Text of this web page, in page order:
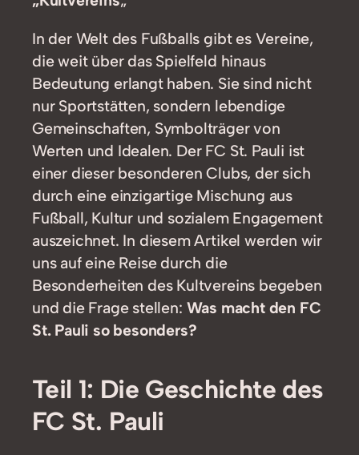
In der Welt des Fußballs gibt es Vereine,
die weit über das Spielfeld hinaus
Bedeutung erlangt haben. Sie sind nicht
nur Sportstätten, sondern lebendige
Gemeinschaften, Symbolträger von
Werten und Idealen. Der FC St. Pauli ist
einer dieser besonderen Clubs, der sich
durch eine einzigartige Mischung aus
Fußball, Kultur und sozialem Engagement
auszeichnet. In diesem Artikel werden wir
uns auf eine Reise durch die
Besonderheiten des Kultvereins begeben
und die Frage stellen: Was macht den FC
St. Pauli so besonders?
Teil 1: Die Geschichte des
FC St. Pauli